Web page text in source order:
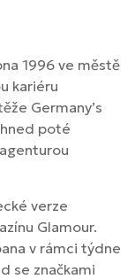
1996 ve městě
kariéru
Germany’s
poté
verze
Glamour.
v rámci týdne
se značkami